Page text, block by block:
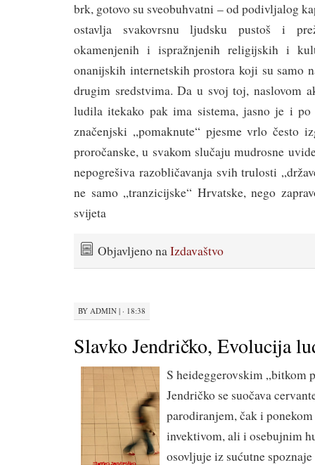
brk, gotovo su sveobuhvatni – od podivljalog
ostavlja svakovrsnu ljudsku pustoš i
okamenjenih i ispražnjenih religijskih i
onanijskih internetskih prostora koji su samo
drugim sredstvima. Da u svoj toj, naslovom
ludila itekako pak ima sistema, jasno je i po
značenjski „pomaknute“ pjesme vrlo često
proročanske, u svakom slučaju mudrosne
nepogrešiva razobličavanja svih trulosti
ne samo „tranzicijske“ Hrvatske, nego
svijeta
Objavljeno naIzdavaštvo
BY ADMIN | · 18:38
Slavko Jendričko, Evolucija
S heideggerovskim „bitkom
Jendričko se suočava
parodiranjem, čak i
invektivom, ali i osebujnim
osovljuje iz sućutne